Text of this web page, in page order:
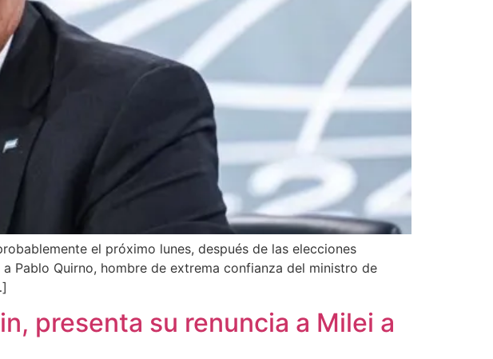
el próximo lunes, después de las elecciones
Pablo Quirno, hombre de extrema confianza del ministro de
presenta su renuncia a Milei a